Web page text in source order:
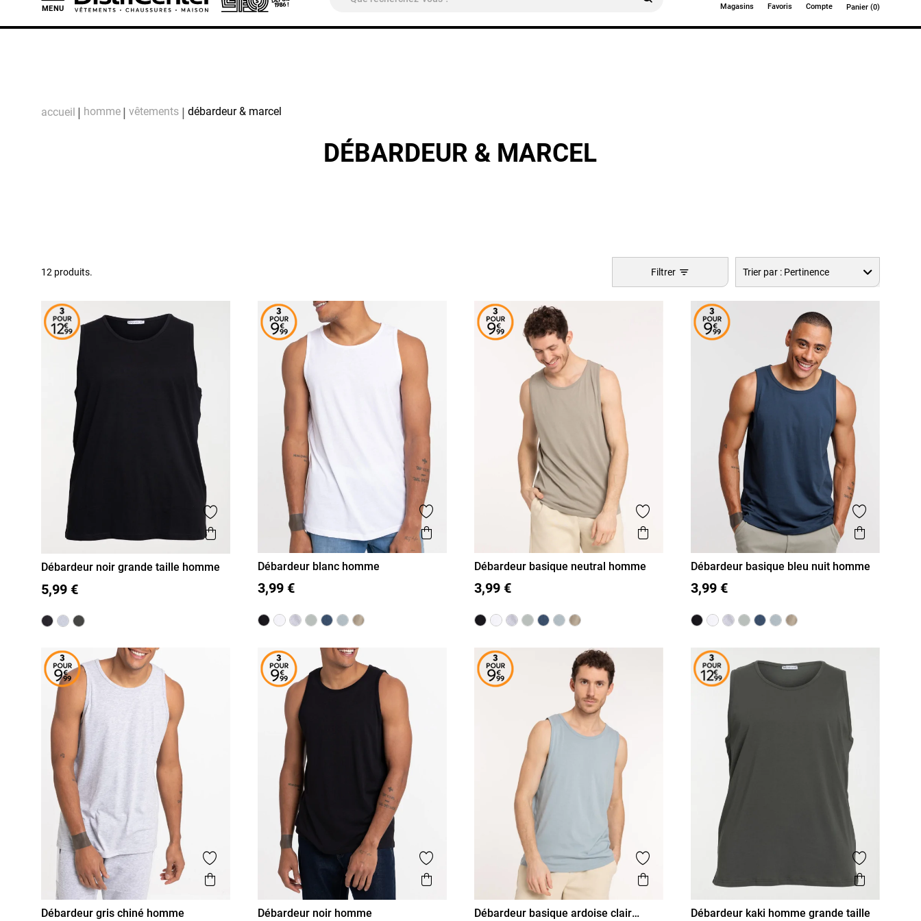
MENU Magasins Favoris Compte Panier (0)
accueil homme vêtements débardeur & marcel
DÉBARDEUR & MARCEL
12 produits. Filtrer Trier par :Pertinence
Ajouter aux favoris
Aperçu rapide
3XL
Débardeur noir grande taille homme
5,99 €
Ajouter aux favoris
Aperçu rapide
S M
Débardeur blanc homme
3,99 €
Ajouter aux favoris
Aperçu rapide
S M
Débardeur basique neutral homme
3,99 €
Ajouter
Aperçu
S M
Débardeur basique bleu nuit homme
3,99 €
Ajouter aux favoris
Aperçu rapide
Débardeur gris chiné homme
Ajouter aux favoris
Aperçu rapide
Débardeur noir homme
Ajouter aux favoris
Aperçu rapide
Débardeur basique ardoise clair
Ajouter
Aperçu
Débardeur kaki homme grande taille